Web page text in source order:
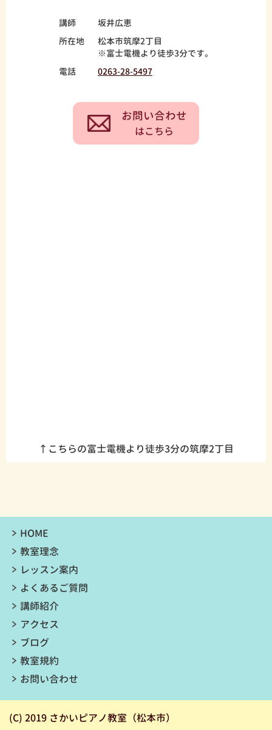
講師
坂井広恵
所在地
松本市筑摩2丁目
※富士電機より徒歩3分です。
電話
0263-28-5497
お問い合わせ
はこちら
↑こちらの富士電機より徒歩3分の筑摩2丁目
HOME
教室理念
レッスン案内
よくあるご質問
講師紹介
アクセス
ブログ
教室規約
お問い合わせ
(C) 2019 さかいピアノ教室（松本市）